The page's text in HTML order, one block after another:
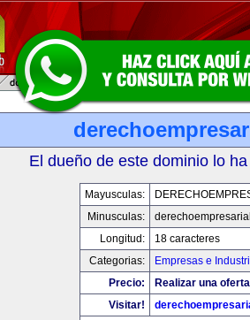
El dueño de este dominio lo
Mayusculas:
Minusculas:
Longitud:
18 caracteres
Categorias:
Empresas e
Precio:
Realizar una
Visitar!